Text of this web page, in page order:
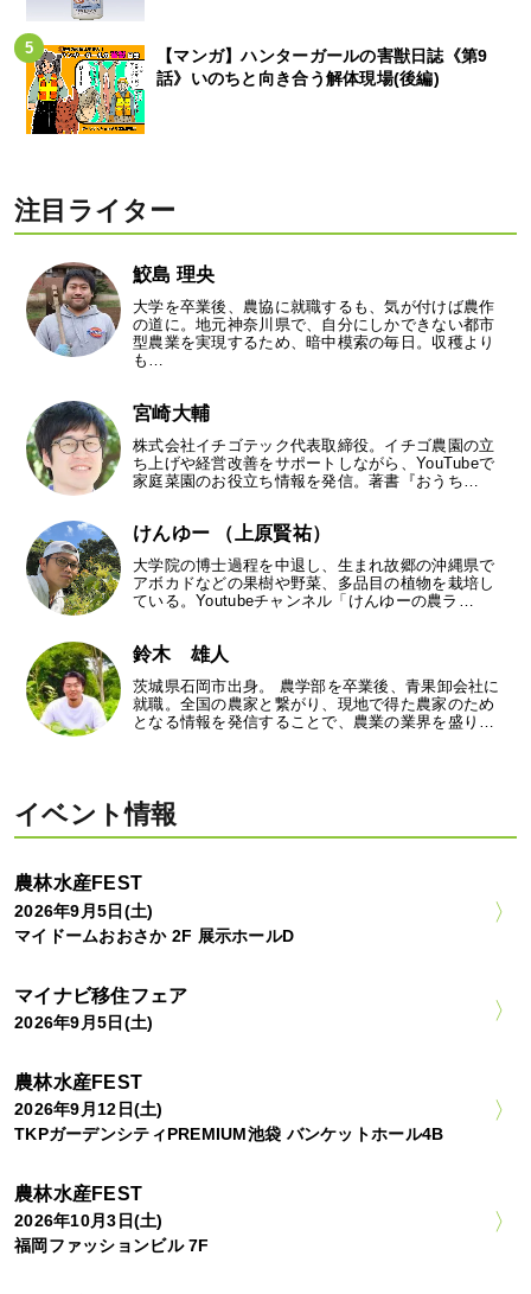
【マンガ】ハンターガールの害獣日誌《第9
話》いのちと向き合う解体現場(後編)
注目ライター
鮫島 理央
大学を卒業後、農協に就職するも、気が付けば農作
の道に。地元神奈川県で、自分にしかできない都市
型農業を実現するため、暗中模索の毎日。収穫より
も…
宮崎大輔
株式会社イチゴテック代表取締役。イチゴ農園の立
ち上げや経営改善をサポートしながら、YouTubeで
家庭菜園のお役立ち情報を発信。著書『おうち…
けんゆー （上原賢祐）
大学院の博士過程を中退し、生まれ故郷の沖縄県で
アボカドなどの果樹や野菜、多品目の植物を栽培し
ている。Youtubeチャンネル「けんゆーの農ラ…
鈴木 雄人
茨城県石岡市出身。 農学部を卒業後、青果卸会社に
就職。全国の農家と繋がり、現地で得た農家のため
となる情報を発信することで、農業の業界を盛り…
イベント情報
農林水産FEST
2026年9月5日(土)
マイドームおおさか 2F 展示ホールD
マイナビ移住フェア
2026年9月5日(土)
農林水産FEST
2026年9月12日(土)
TKPガーデンシティPREMIUM池袋 バンケットホール4B
農林水産FEST
2026年10月3日(土)
福岡ファッションビル 7F